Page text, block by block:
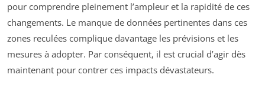
pour comprendre pleinement l’ampleur et la rapidité de ces
changements. Le manque de données pertinentes dans ces
zones reculées complique davantage les prévisions et les
mesures à adopter. Par conséquent, il est crucial d’agir dès
maintenant pour contrer ces impacts dévastateurs.